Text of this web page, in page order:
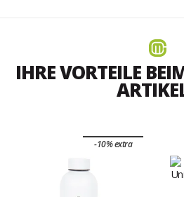
IHRE VORTEILE
-10% extra